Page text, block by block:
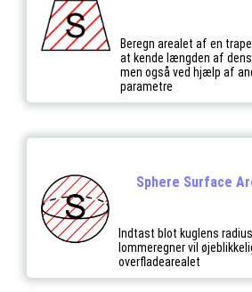
Beregn arealet af en
at kende længden af
men også ved hjælp af
parametre
Sphere Surface
Indtast blot kuglens
lommeregner vil
overfladearealet